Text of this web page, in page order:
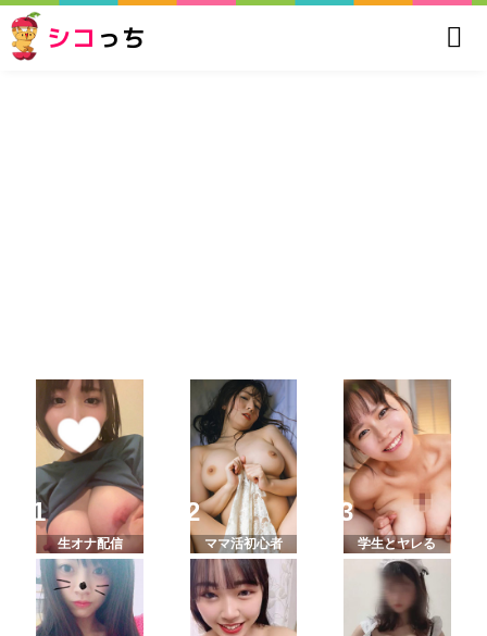
シコ っち
生オナ配信 ママ活初心者 学生とヤレる